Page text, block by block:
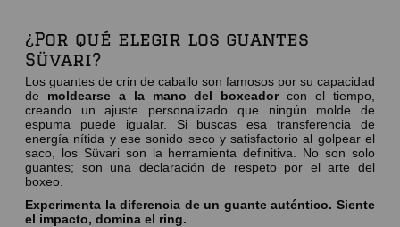
¿Por qué elegir los guantes
Süvari?
Los guantes de crin de caballo son famosos por su capacidad
de moldearse a la mano del boxeadorcon el tiempo,
creando un ajuste personalizado que ningún molde de
espuma puede igualar. Si buscas esa transferencia de
energía nítida y ese sonido seco y satisfactorio al golpear el
saco, los Süvari son la herramienta definitiva. No son solo
guantes; son una declaración de respeto por el arte del
boxeo.
Experimenta la diferencia de un guante auténtico. Siente
el impacto, domina el ring.